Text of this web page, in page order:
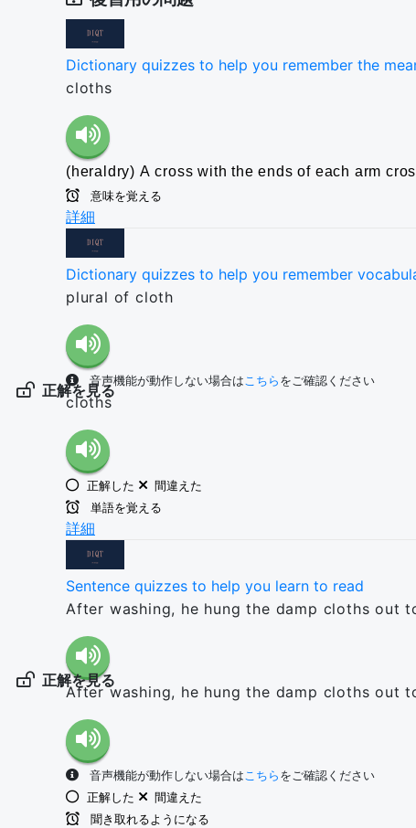
Dictionary quizzes to help you remember the
cloths
(heraldry) A cross with the ends of each arm
意味を覚える
詳細
Dictionary quizzes to help you remember
plural of cloth
音声機能が動作しない場合は こちら をご確認ください
正解を見る
cloths
正解した
間違えた
単語を覚える
詳細
Sentence quizzes to help you learn to read
After washing, he hung the damp cloths out
正解を見る
After washing, he hung the damp cloths out
音声機能が動作しない場合は こちら をご確認ください
正解した
間違えた
聞き取れるようになる